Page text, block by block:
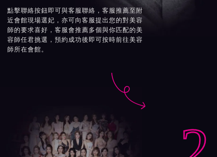
點擊聯絡按鈕即可與客服聯絡，客服推薦至附
近會館現場選妃，亦可向客服提出您的對美容
師的要求喜好，客服會推薦多個與你匹配的美
容師任君挑選，預約成功後即可按時前往美容
師所在會館。
